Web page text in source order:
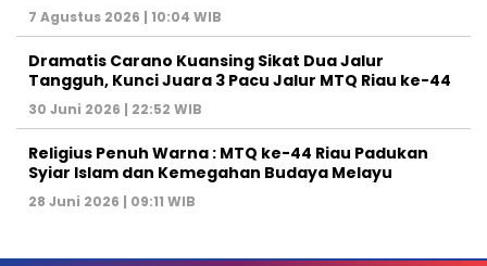
7 Agustus 2026 | 10:04 WIB
Dramatis Carano Kuansing Sikat Dua Jalur
Tangguh, Kunci Juara 3 Pacu Jalur MTQ Riau ke-44
30 Juni 2026 | 22:52 WIB
Religius Penuh Warna : MTQ ke-44 Riau Padukan
Syiar Islam dan Kemegahan Budaya Melayu
28 Juni 2026 | 09:11 WIB